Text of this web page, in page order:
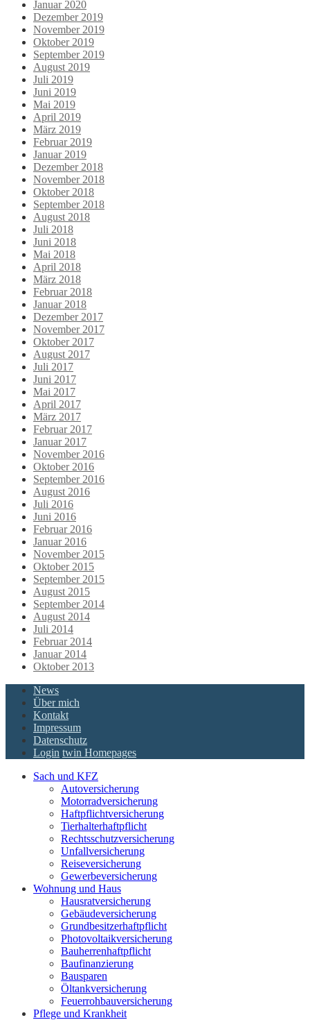
Januar 2020
Dezember 2019
November 2019
Oktober 2019
September 2019
August 2019
Juli 2019
Juni 2019
Mai 2019
April 2019
März 2019
Februar 2019
Januar 2019
Dezember 2018
November 2018
Oktober 2018
September 2018
August 2018
Juli 2018
Juni 2018
Mai 2018
April 2018
März 2018
Februar 2018
Januar 2018
Dezember 2017
November 2017
Oktober 2017
August 2017
Juli 2017
Juni 2017
Mai 2017
April 2017
März 2017
Februar 2017
Januar 2017
November 2016
Oktober 2016
September 2016
August 2016
Juli 2016
Juni 2016
Februar 2016
Januar 2016
November 2015
Oktober 2015
September 2015
August 2015
September 2014
August 2014
Juli 2014
Februar 2014
Januar 2014
Oktober 2013
News
Über mich
Kontakt
Impressum
Datenschutz
Login twin Homepages
Sach und KFZ
Autoversicherung
Motorradversicherung
Haftpflichtversicherung
Tierhalterhaftpflicht
Rechtsschutzversicherung
Unfallversicherung
Reiseversicherung
Gewerbeversicherung
Wohnung und Haus
Hausratversicherung
Gebäudeversicherung
Grundbesitzerhaftpflicht
Photovoltaikversicherung
Bauherrenhaftpflicht
Baufinanzierung
Bausparen
Öltankversicherung
Feuerrohbauversicherung
Pflege und Krankheit